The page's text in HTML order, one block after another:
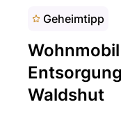
Wohnmobil
Waldshut
Geheimtipp